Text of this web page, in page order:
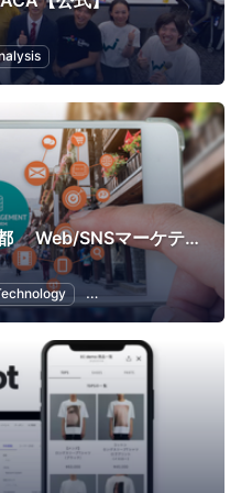
ITコーディネータ京都 Web/SNSマーケティング研究会
Virtual Reality